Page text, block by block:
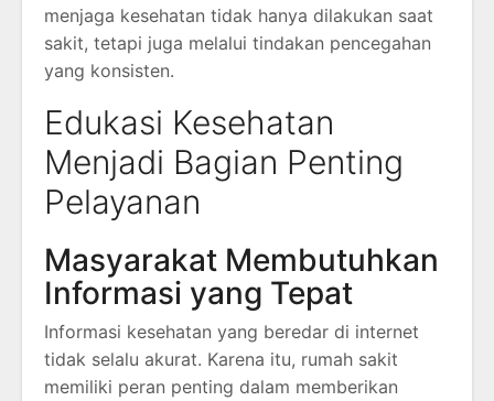
menjaga kesehatan tidak hanya dilakukan saat
sakit, tetapi juga melalui tindakan pencegahan
yang konsisten.
Edukasi Kesehatan
Menjadi Bagian Penting
Pelayanan
Masyarakat Membutuhkan
Informasi yang Tepat
Informasi kesehatan yang beredar di internet
tidak selalu akurat. Karena itu, rumah sakit
memiliki peran penting dalam memberikan